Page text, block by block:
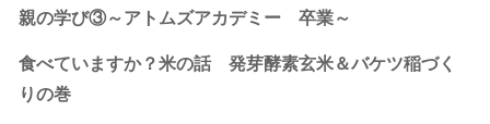
親の学び③～アトムズアカデミー 卒業～
食べていますか？米の話 発芽酵素玄米＆バケツ稲づく
りの巻